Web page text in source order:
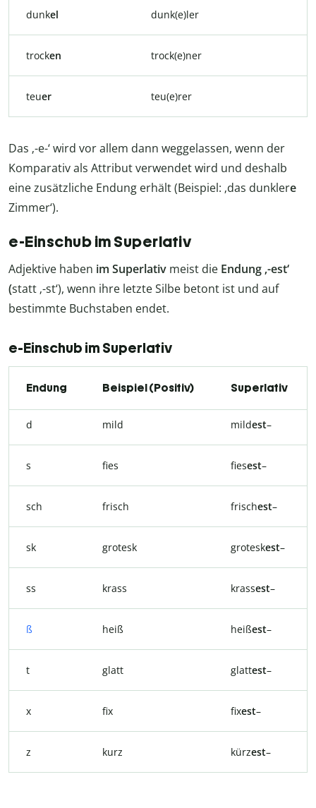
dunkel dunk(e)ler
trocken trock(e)ner
teuer teu(e)rer
Das ‚-e-‘ wird vor allem dann weggelassen, wenn der
Komparativ als Attribut verwendet wird und deshalb
eine zusätzliche Endung erhält (Beispiel: ‚das dunklere
Zimmer‘).
e-Einschub im Superlativ
Adjektive haben im Superlativ meist die Endung ‚-est‘
(statt ‚-st‘), wenn ihre letzte Silbe betont ist und auf
bestimmte Buchstaben endet.
e-Einschub im Superlativ
Endung Beispiel (Positiv) Superlativ
d mild mildest–
s fies fiesest–
sch frisch frischest–
sk grotesk groteskest–
ss krass krassest–
ß heiß heißest–
t glatt glattest–
x fix fixest–
z kurz kürzest–